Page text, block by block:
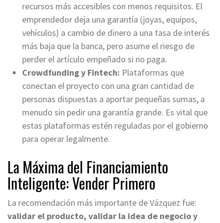
recursos más accesibles con menos requisitos. El
emprendedor deja una garantía (joyas, equipos,
vehículos) a cambio de dinero a una tasa de interés
más baja que la banca, pero asume el riesgo de
perder el artículo empeñado si no paga.
Crowdfunding y Fintech: Plataformas que
conectan el proyecto con una gran cantidad de
personas dispuestas a aportar pequeñas sumas, a
menudo sin pedir una garantía grande. Es vital que
estas plataformas estén reguladas por el gobierno
para operar legalmente.
La Máxima del Financiamiento
Inteligente: Vender Primero
La recomendación más importante de Vázquez fue:
validar el producto, validar la idea de negocio y